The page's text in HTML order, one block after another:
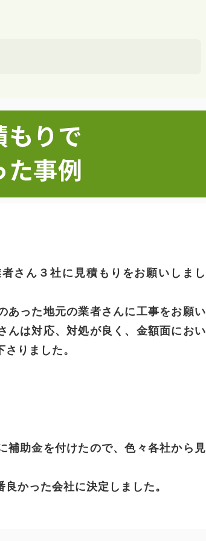
もりで
事例
さん３社に見積もりをお願いしまし
あった地元の業者さんに工事をお願い
んは対応、対処が良く、金額面におい
りました。
補助金を付けたので、色々各社から見
かった会社に決定しました。